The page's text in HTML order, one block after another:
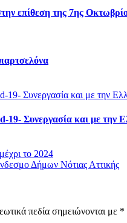
επίθεση της 7ης
19- Συνεργασία και με την
το 2024
Δήμων Νότιας Αττικής
πεδία σημειώνονται με *